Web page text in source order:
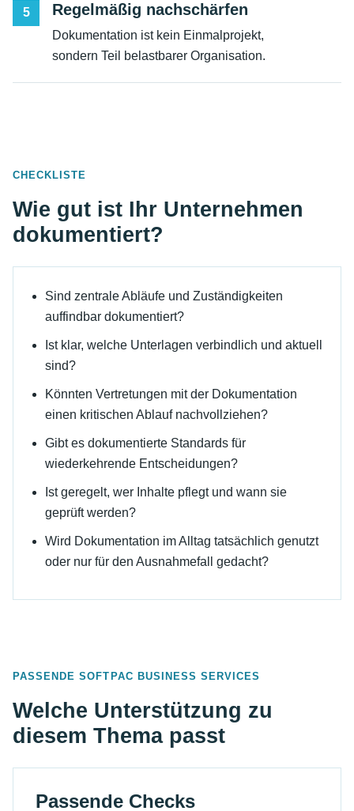
5 Regelmäßig nachschärfen
Dokumentation ist kein Einmalprojekt,
sondern Teil belastbarer Organisation.
CHECKLISTE
Wie gut ist Ihr Unternehmen
dokumentiert?
Sind zentrale Abläufe und Zuständigkeiten
auffindbar dokumentiert?
Ist klar, welche Unterlagen verbindlich und aktuell
sind?
Könnten Vertretungen mit der Dokumentation
einen kritischen Ablauf nachvollziehen?
Gibt es dokumentierte Standards für
wiederkehrende Entscheidungen?
Ist geregelt, wer Inhalte pflegt und wann sie
geprüft werden?
Wird Dokumentation im Alltag tatsächlich genutzt
oder nur für den Ausnahmefall gedacht?
PASSENDE SOFTPAC BUSINESS SERVICES
Welche Unterstützung zu
diesem Thema passt
Passende Checks